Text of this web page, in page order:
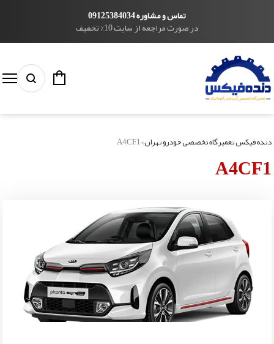
تماس و مشاوره 09125384034
در صورت مراجعه از سایت 10% تخفیف
دنده فیکس تعمیرگاه تخصصی خودرو تهران>
A4CF1
A4CF1